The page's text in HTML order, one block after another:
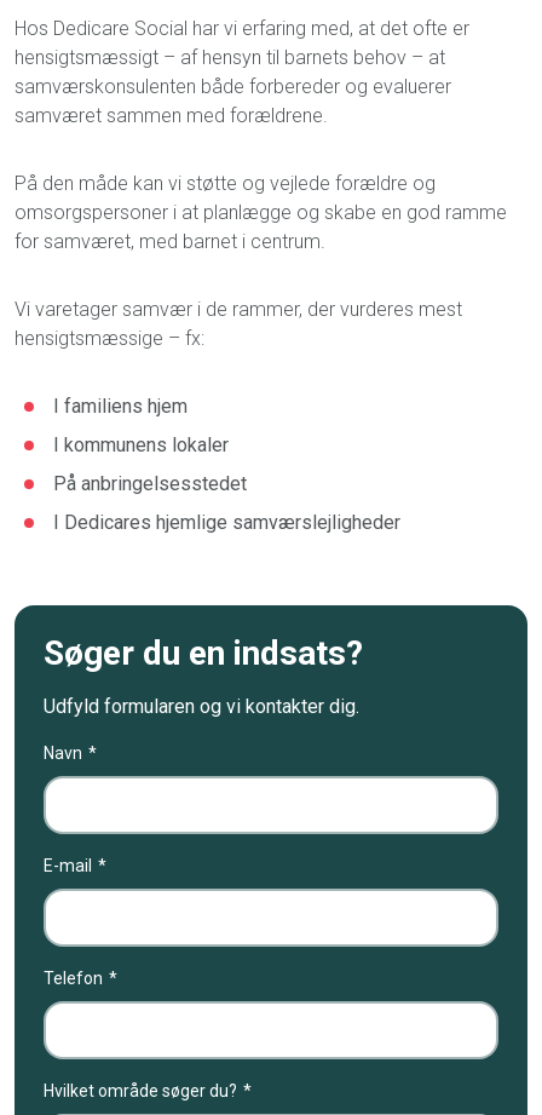
Hos Dedicare Social har vi erfaring med, at det ofte er
hensigtsmæssigt – af hensyn til barnets behov – at
samværskonsulenten både forbereder og evaluerer
samværet sammen med forældrene.
På den måde kan vi støtte og vejlede forældre og
omsorgspersoner i at planlægge og skabe en god ramme
for samværet, med barnet i centrum.
Vi varetager samvær i de rammer, der vurderes mest
hensigtsmæssige – fx:
I familiens hjem
I kommunens lokaler
På anbringelsesstedet
I Dedicares hjemlige samværslejligheder
Søger du en indsats?
Udfyld formularen og vi kontakter dig.
Navn
E-mail
Telefon
Hvilket område søger du?